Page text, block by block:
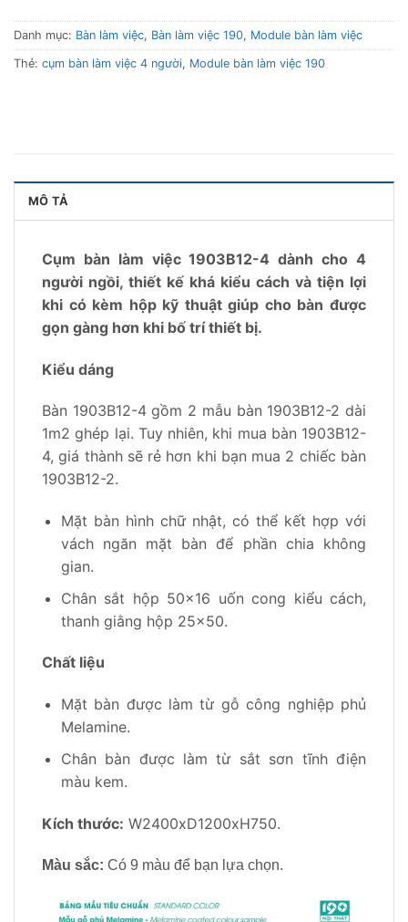
Danh mục: Bàn làm việc, Bàn làm việc 190, Module bàn làm việc
Thẻ: cụm bàn làm việc 4 người, Module bàn làm việc 190
MÔ TẢ
Cụm bàn làm việc 1903B12-4 dành cho 4
người ngồi, thiết kế khá kiểu cách và tiện lợi
khi có kèm hộp kỹ thuật giúp cho bàn được
gọn gàng hơn khi bố trí thiết bị.
Kiểu dáng
Bàn 1903B12-4 gồm 2 mẫu bàn 1903B12-2 dài
1m2 ghép lại. Tuy nhiên, khi mua bàn 1903B12-
4, giá thành sẽ rẻ hơn khi bạn mua 2 chiếc bàn
1903B12-2.
Mặt bàn hình chữ nhật, có thể kết hợp với
vách ngăn mặt bàn để phần chia không
gian.
Chân sắt hộp 50×16 uốn cong kiểu cách,
thanh giằng hộp 25×50.
Chất liệu
Mặt bàn được làm từ gỗ công nghiệp phủ
Melamine.
Chân bàn được làm từ sắt sơn tĩnh điện
màu kem.
Kích thước: W2400xD1200xH750.
Màu sắc: Có 9 màu để bạn lựa chọn.